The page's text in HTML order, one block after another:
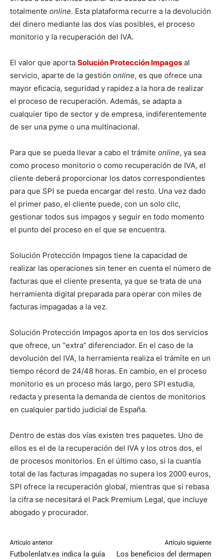
totalmente online. Esta plataforma recurre a la devolución
del dinero mediante las dos vías posibles, el proceso
monitorio y la recuperación del IVA.
El valor que aporta Solución Protección Impagos al
servicio, aparte de la gestión online, es que ofrece una
mayor eficacia, seguridad y rapidez a la hora de realizar
el proceso de recuperación. Además, se adapta a
cualquier tipo de sector y de empresa, indiferentemente
de ser una pyme o una multinacional.
Para que se pueda llevar a cabo el trámite online, ya sea
como proceso monitorio o como recuperación de IVA, el
cliente deberá proporcionar los datos correspondientes
para que SPI se pueda encargar del resto. Una vez dado
el primer paso, el cliente puede, con un solo clic,
gestionar todos sus impagos y seguir en todo momento
el punto del proceso en el que se encuentra.
Solución Protección Impagos tiene la capacidad de
realizar las operaciones sin tener en cuenta el número de
facturas que el cliente presenta, ya que se trata de una
herramienta digital preparada para operar con miles de
facturas impagadas a la vez.
Solución Protección Impagos aporta en los dos servicios
que ofrece, un “extra” diferenciador. En el caso de la
devolución del IVA, la herramienta realiza el trámite en un
tiempo récord de 24/48 horas. En cambio, en el proceso
monitorio es un proceso más largo, pero SPI estudia,
redacta y presenta la demanda de cientos de monitorios
en cualquier partido judicial de España.
Dentro de estas dos vías existen tres paquetes. Uno de
ellos es el de la recuperación del IVA y los otros dos, el
de procesos monitorios. En el último caso, si la cuantía
total de las facturas impagadas no supera los 2000 euros,
SPI ofrece la recuperación global, mientras que si rebasa
la cifra se necesitará el Pack Premium Legal, que incluye
abogado y procurador.
Artículo anterior
Futbolenlatv.es indica la guía
Artículo siguiente
Los beneficios del dermapen